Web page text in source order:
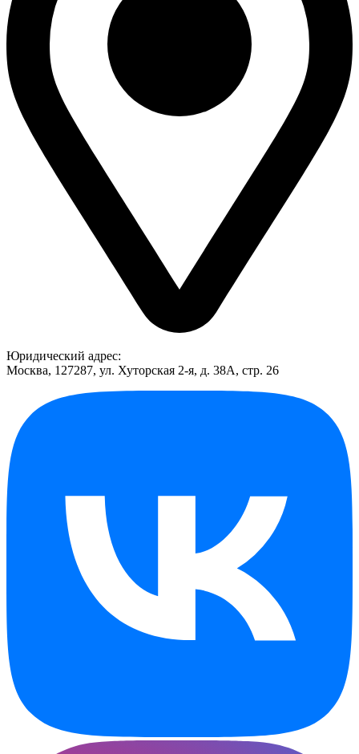
Юридический адрес:
Москва, 127287, ул. Хуторская 2-я, д. 38А, стр. 26